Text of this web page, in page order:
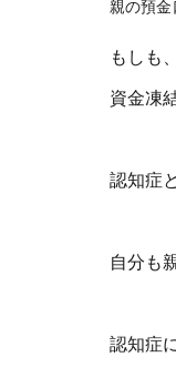
親の預
もしも
資金凍
認知症
自分も
認知症